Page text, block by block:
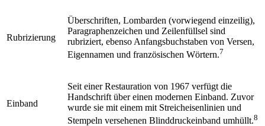
Rubrizierung
Überschriften, Lombarden (vorwiegend einzeilig),
Paragraphenzeichen und Zeilenfüllsel sind
rubriziert, ebenso Anfangsbuchstaben von Versen,
Eigennamen und französischen Wörtern.7
Einband
Seit einer Restauration von 1967 verfügt die
Handschrift über einen modernen Einband. Zuvor
wurde sie mit einem mit Streicheisenlinien und
Stempeln versehenen Blinddruckeinband umhüllt.8